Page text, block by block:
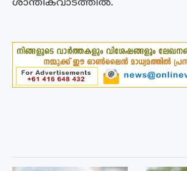
ശാന്തികവാടത്തിൽ.